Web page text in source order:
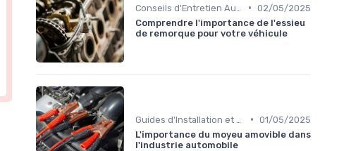
• 02/05/2025
Comprendre l'importance de l'essieu
de remorque pour votre véhicule
• 01/05/2025
L'importance du moyeu amovible dans
l'industrie automobile